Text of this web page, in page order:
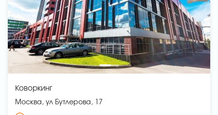
Коворкинг
Москва, ул Бутлерова, 17